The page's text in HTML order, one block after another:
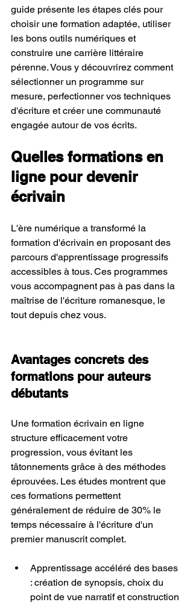
guide présente les étapes clés pour
choisir une formation adaptée, utiliser
les bons outils numériques et
construire une carrière littéraire
pérenne. Vous y découvrirez comment
sélectionner un programme sur
mesure, perfectionner vos techniques
d'écriture et créer une communauté
engagée autour de vos écrits.
Quelles formations en
ligne pour devenir
écrivain
L'ère numérique a transformé la
formation d'écrivain en proposant des
parcours d'apprentissage progressifs
accessibles à tous. Ces programmes
vous accompagnent pas à pas dans la
maîtrise de l'écriture romanesque, le
tout depuis chez vous.
Avantages concrets des
formations pour auteurs
débutants
Une formation écrivain en ligne
structure efficacement votre
progression, vous évitant les
tâtonnements grâce à des méthodes
éprouvées. Les études montrent que
ces formations permettent
généralement de réduire de 30% le
temps nécessaire à l'écriture d'un
premier manuscrit complet.
Apprentissage accéléré des bases
: création de synopsis, choix du
point de vue narratif et construction